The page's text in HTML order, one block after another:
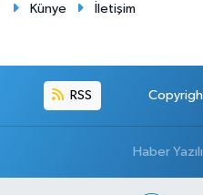
Künye İletişim
RSS
Haber